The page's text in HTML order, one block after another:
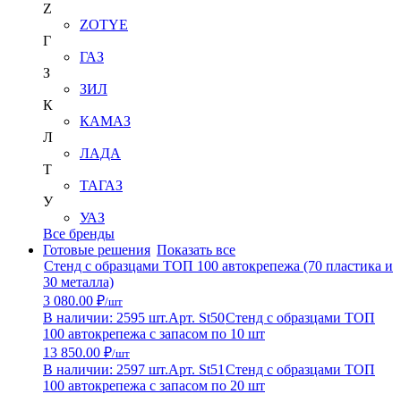
Z
ZOTYE
Г
ГАЗ
З
ЗИЛ
К
КАМАЗ
Л
ЛАДА
Т
ТАГАЗ
У
УАЗ
Все бренды
Готовые решения Показать все
Стенд с образцами ТОП 100 автокрепежа (70 пластика и
30 металла)
3 080.00 ₽/шт
В наличии: 2595 шт.Арт. St50Стенд с образцами ТОП
100 автокрепежа с запасом по 10 шт
13 850.00 ₽/шт
В наличии: 2597 шт.Арт. St51 Стенд с образцами ТОП
100 автокрепежа с запасом по 20 шт